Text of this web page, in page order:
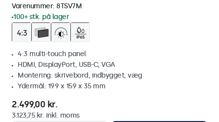
Varenummer: 8TSV7M
100+ stk. på lager
4:3 multi-touch panel
HDMI, DisplayPort, USB-C, VGA
Montering: skrivebord, indbygget, væg
Ydermål: 199 x 159 x 35 mm
2.499,00 kr.
3.123,75 kr. inkl. moms